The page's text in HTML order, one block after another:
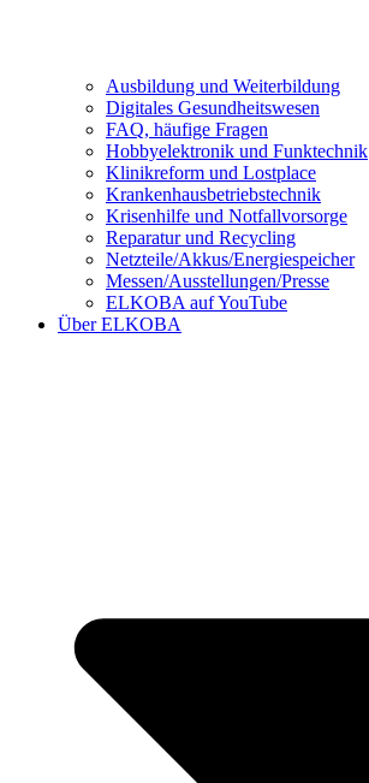
Ausbildung und Weiterbildung
Digitales Gesundheitswesen
FAQ, häufige Fragen
Hobbyelektronik und Funktechnik
Klinikreform und Lostplace
Krankenhausbetriebstechnik
Krisenhilfe und Notfallvorsorge
Reparatur und Recycling
Netzteile/Akkus/Energiespeicher
Messen/Ausstellungen/Presse
ELKOBA auf YouTube
Über ELKOBA